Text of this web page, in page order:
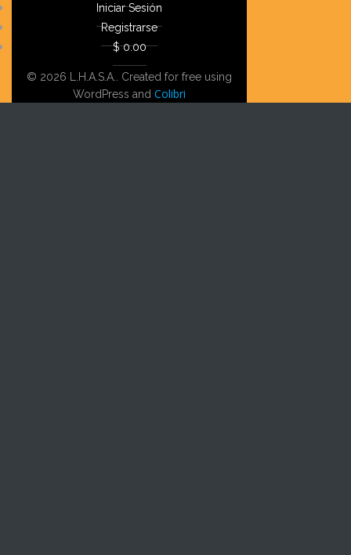
Iniciar Sesión
Registrarse
$ 0.00
© 2026 L.H.A.S.A.. Created for free using
WordPress and Colibri